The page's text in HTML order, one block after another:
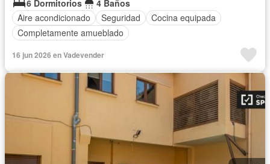
6 Dormitorios
4 Baños
Aire acondicionado
Seguridad
Cocina equipada
Completamente amueblado
16 jun 2026 en Vadevender